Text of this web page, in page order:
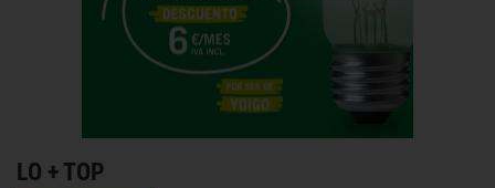
LO + TOP